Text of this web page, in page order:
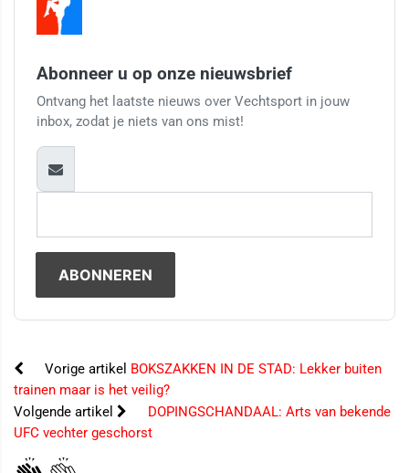
Abonneer u op onze nieuwsbrief
Ontvang het laatste nieuws over Vechtsport in jouw
inbox, zodat je niets van ons mist!
Vorige artikel BOKSZAKKEN IN DE STAD: Lekker buiten
trainen maar is het veilig?
Volgende artikel
DOPINGSCHANDAAL: Arts van bekende
UFC vechter geschorst